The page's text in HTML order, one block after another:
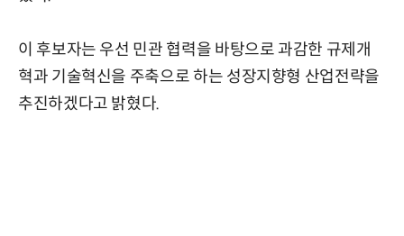
이 후보자는 우선 민관 협력을 바탕으로 과감한 규제개
혁과 기술혁신을 주축으로 하는 성장지향형 산업전략을
추진하겠다고 밝혔다.